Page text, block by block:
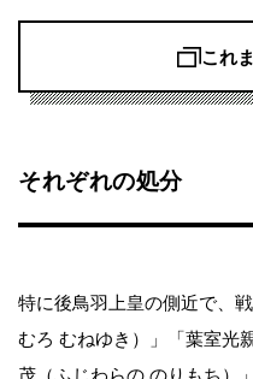
これ
それぞれの処分
特に後鳥羽上皇の側近で、
むろ むねゆき）」「葉室光
茂（ふじわらの のりもち）